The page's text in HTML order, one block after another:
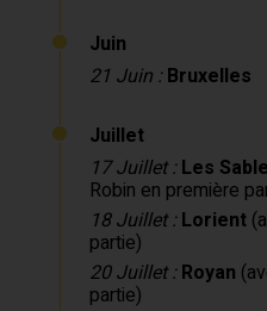
Juin
21 Juin : Bruxelles
Juillet
17 Juillet : Les
Robin en première
18 Juillet : Lorient
partie)
20 Juillet : Royan
partie)